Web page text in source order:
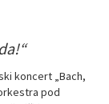
koncert „Bach,
pod